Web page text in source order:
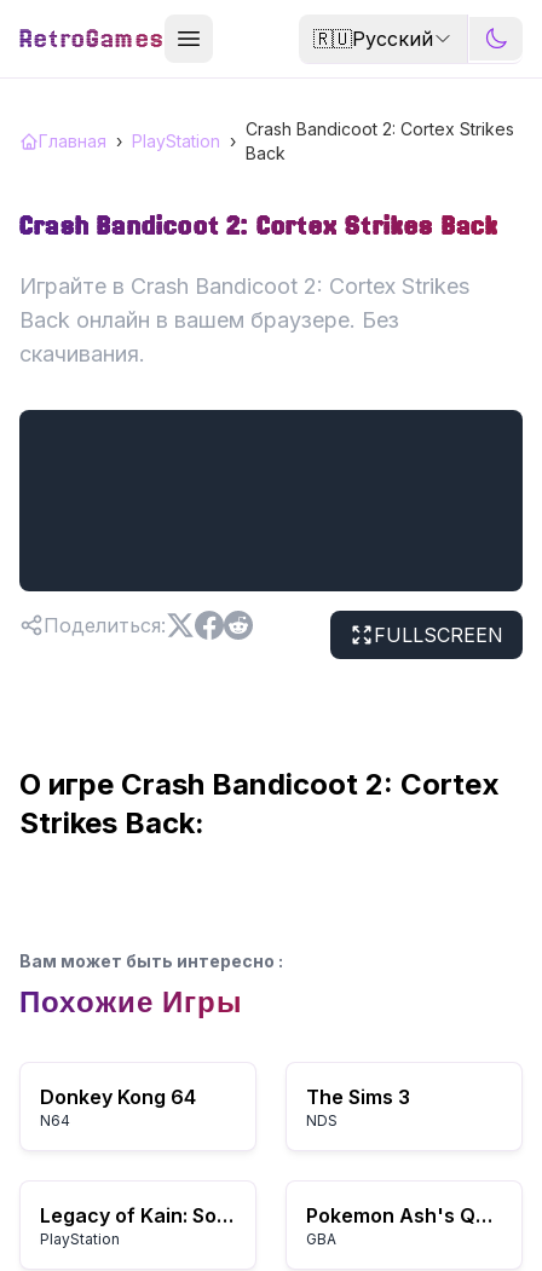
RetroGames 🇷🇺Русский
Главная › PlayStation ›
Crash Bandicoot 2: Cortex Strikes
Back
Crash Bandicoot 2: Cortex Strikes Back
Играйте в Crash Bandicoot 2: Cortex Strikes
Back онлайн в вашем браузере. Без
скачивания.
Поделиться: FULLSCREEN
О игре Crash Bandicoot 2: Cortex
Strikes Back:
Вам может быть интересно :
Похожие Игры
Donkey Kong 64
N64
The Sims 3
NDS
Legacy of Kain: Soul Reaver
PlayStation
Pokemon Ash's Quest (Квест Эша)
GBA